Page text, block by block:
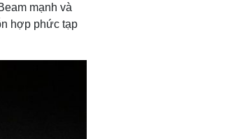
mạnh và
hợp phức tạp